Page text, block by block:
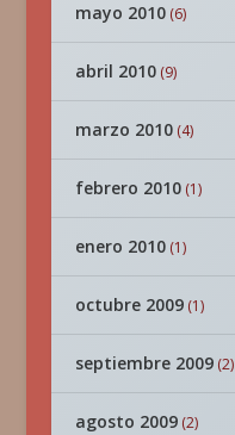
mayo 2010(6)
abril 2010(9)
marzo 2010(4)
febrero 2010(1)
enero 2010(1)
octubre 2009(1)
septiembre 2009(2)
agosto 2009(2)